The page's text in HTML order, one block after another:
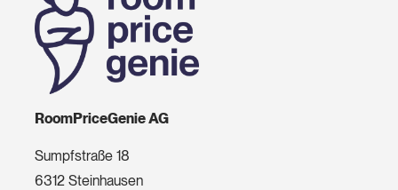
RoomPriceGenie AG
Sumpfstraße 18
6312 Steinhausen